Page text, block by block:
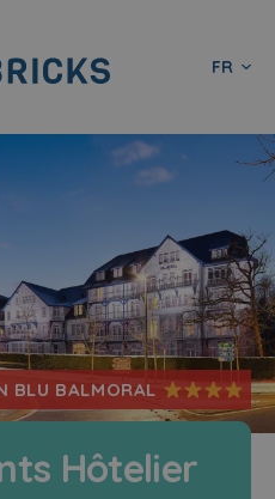
FR
BLU BALMORAL
Hôtelier